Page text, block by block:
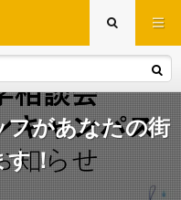
フがあなたの街
す！